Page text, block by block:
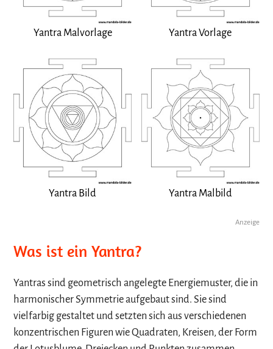
Yantra Malvorlage Yantra Vorlage
Yantra Bild Yantra Malbild
Anzeige
Was ist ein Yantra?
Yantras sind geometrisch angelegte Energiemuster, die in
harmonischer Symmetrie aufgebaut sind. Sie sind
vielfarbig gestaltet und setzten sich aus verschiedenen
konzentrischen Figuren wie Quadraten, Kreisen, der Form